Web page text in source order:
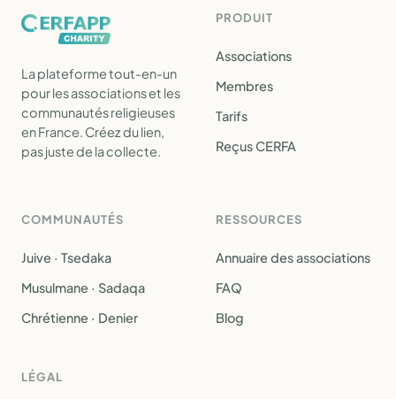
La plateforme tout-en-un
pour les associations et les
communautés religieuses
en France. Créez du lien,
pas juste de la collecte.
PRODUIT
Associations
Membres
Tarifs
Reçus CERFA
COMMUNAUTÉS
Juive · Tsedaka
Musulmane · Sadaqa
Chrétienne · Denier
RESSOURCES
Annuaire des associations
FAQ
Blog
LÉGAL